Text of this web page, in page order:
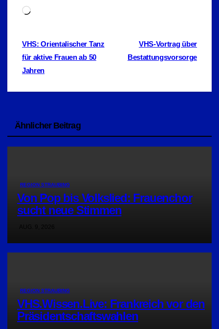
Wird
BeitragsnavigationVHS-Vortrag über
Bestattungsvorsorge
VHS: Orientalischer Tanz
für aktive Frauen ab 50
Jahren
Ähnlicher Beitrag
REGION STRAUBING
Von Pop bis Volkslied: Frauenchor
sucht neue Stimmen
REGION STRAUBING
VHS.Wissen.Live: Frankreich vor den
Präsidentschaftswahlen